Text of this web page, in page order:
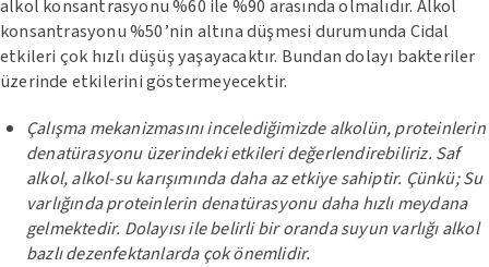
alkol konsantrasyonu %60 ile %90 arasında olmalıdır. Alkol
konsantrasyonu %50’nin altına düşmesi durumunda Cidal
etkileri çok hızlı düşüş yaşayacaktır. Bundan dolayı bakteriler
üzerinde etkilerini göstermeyecektir.
Çalışma mekanizmasını incelediğimizde alkolün, proteinlerin
denatürasyonu üzerindeki etkileri değerlendirebiliriz. Saf
alkol, alkol-su karışımında daha az etkiye sahiptir. Çünkü; Su
varlığında proteinlerin denatürasyonu daha hızlı meydana
gelmektedir. Dolayısı ile belirli bir oranda suyun varlığı alkol
bazlı dezenfektanlarda çok önemlidir.